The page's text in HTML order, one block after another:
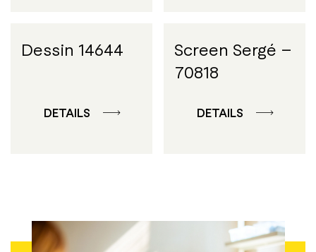
Dessin 14644
DETAILS
Screen Sergé –
70818
DETAILS